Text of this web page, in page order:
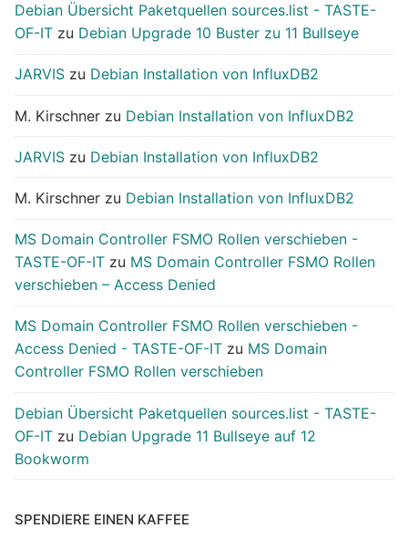
Debian Übersicht Paketquellen sources.list - TASTE-
OF-IT zu Debian Upgrade 10 Buster zu 11 Bullseye
JARVIS zu Debian Installation von InfluxDB2
M. Kirschner zu Debian Installation von InfluxDB2
JARVIS zu Debian Installation von InfluxDB2
M. Kirschner zu Debian Installation von InfluxDB2
MS Domain Controller FSMO Rollen verschieben -
TASTE-OF-IT zu MS Domain Controller FSMO Rollen
verschieben – Access Denied
MS Domain Controller FSMO Rollen verschieben -
Access Denied - TASTE-OF-IT zu MS Domain
Controller FSMO Rollen verschieben
Debian Übersicht Paketquellen sources.list - TASTE-
OF-IT zu Debian Upgrade 11 Bullseye auf 12
Bookworm
SPENDIERE EINEN KAFFEE